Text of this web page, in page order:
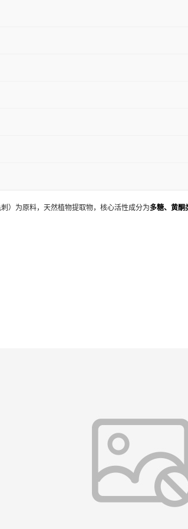
）为原料，天然植物提取物，核心活性成分为多糖、黄酮